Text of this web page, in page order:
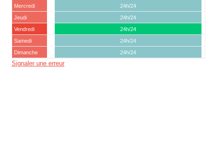
Mercredi
24h/24
Jeudi
24h/24
Vendredi
24h/24
Samedi
24h/24
Dimanche
24h/24
Signaler une erreur